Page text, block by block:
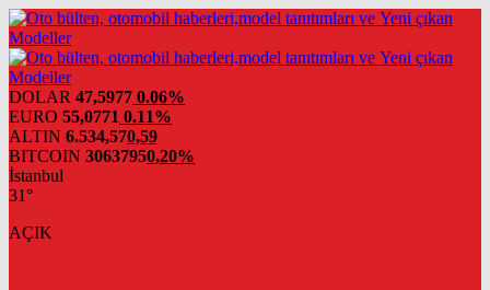
DOLAR 47,5977 0.06%
EURO 55,0771 0.11%
ALTIN 6.534,570,59
BITCOIN 30637950,20%
İstanbul
31°
AÇIK